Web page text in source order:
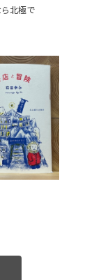
北極で